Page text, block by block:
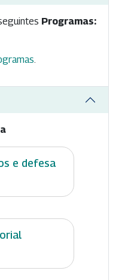
Programas:
e defesa